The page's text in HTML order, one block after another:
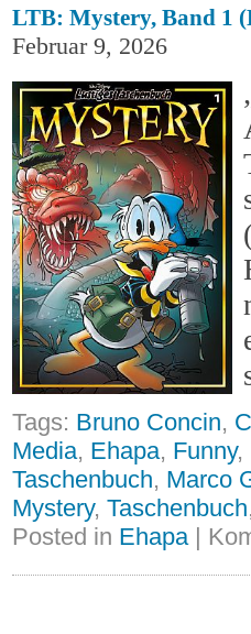
LTB: Mystery, Band 1
Februar 9, 2026
Tags: Bruno Concin,
Media, Ehapa, Funny,
Taschenbuch, Marco
Mystery, Taschenbuch
Posted in Ehapa|